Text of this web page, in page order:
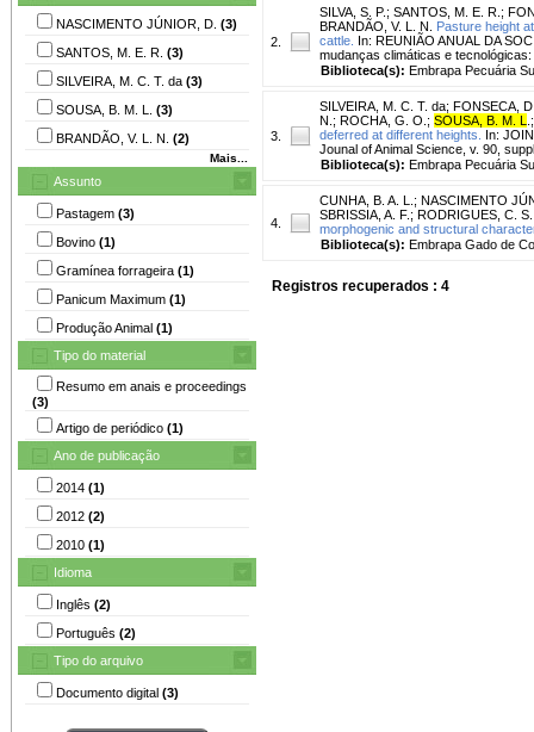
NASCIMENTO JÚNIOR, D. (3)
SANTOS, M. E. R. (3)
SILVEIRA, M. C. T. da (3)
SOUSA, B. M. L. (3)
BRANDÃO, V. L. N. (2)
Mais...
Assunto
Pastagem (3)
Bovino (1)
Gramínea forrageira (1)
Panicum Maximum (1)
Produção Animal (1)
Tipo do material
Resumo em anais e proceedings
(3)
Artigo de periódico (1)
Ano de publicação
2014 (1)
2012 (2)
2010 (1)
Idioma
Inglês (2)
Português (2)
Tipo do arquivo
Documento digital (3)
2.
SILVA, S. P. ; SANTOS, M. E. R. ;
BRANDÃO, V. L. N.
Pasture height
cattle. In: REUNIÃO ANUAL DA
mudanças climáticas e
Biblioteca(s): Embrapa Pecuária
3.
SILVEIRA, M. C. T. da; FONSECA,
N. ; ROCHA, G. O. ; SOUSA, B. M. L
deferred at different heights.
In:
Jounal of Animal Science, v. 90,
Biblioteca(s): Embrapa Pecuária
4.
CUNHA, B. A. L. ; NASCIMENTO
SBRISSIA, A. F. ; RODRIGUES, C. S.
morphogenic and structural
Biblioteca(s): Embrapa Gado de
Registros recuperados : 4